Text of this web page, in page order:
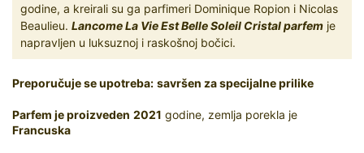
godine, a kreirali su ga parfimeri Dominique Ropion i Nicolas
Beaulieu. Lancome La Vie Est Belle Soleil Cristal parfem je
napravljen u luksuznoj i raskošnoj bočici.
Preporučuje se upotreba: savršen za specijalne prilike
Parfem je proizveden 2021 godine, zemlja porekla je
Francuska